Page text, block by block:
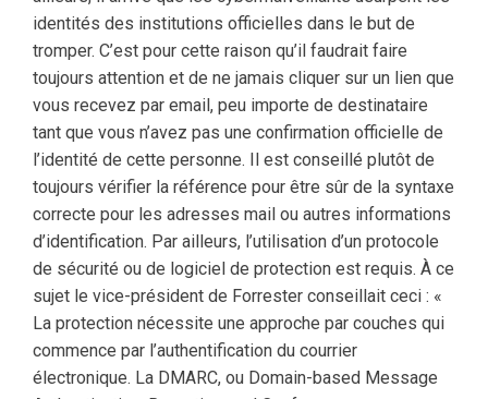
identités des institutions officielles dans le but de
tromper. C’est pour cette raison qu’il faudrait faire
toujours attention et de ne jamais cliquer sur un lien que
vous recevez par email, peu importe de destinataire
tant que vous n’avez pas une confirmation officielle de
l’identité de cette personne. Il est conseillé plutôt de
toujours vérifier la référence pour être sûr de la syntaxe
correcte pour les adresses mail ou autres informations
d’identification. Par ailleurs, l’utilisation d’un protocole
de sécurité ou de logiciel de protection est requis. À ce
sujet le vice-président de Forrester conseillait ceci : «
La protection nécessite une approche par couches qui
commence par l’authentification du courrier
électronique. La DMARC, ou Domain-based Message